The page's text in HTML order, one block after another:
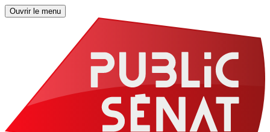
Ouvrir le menu